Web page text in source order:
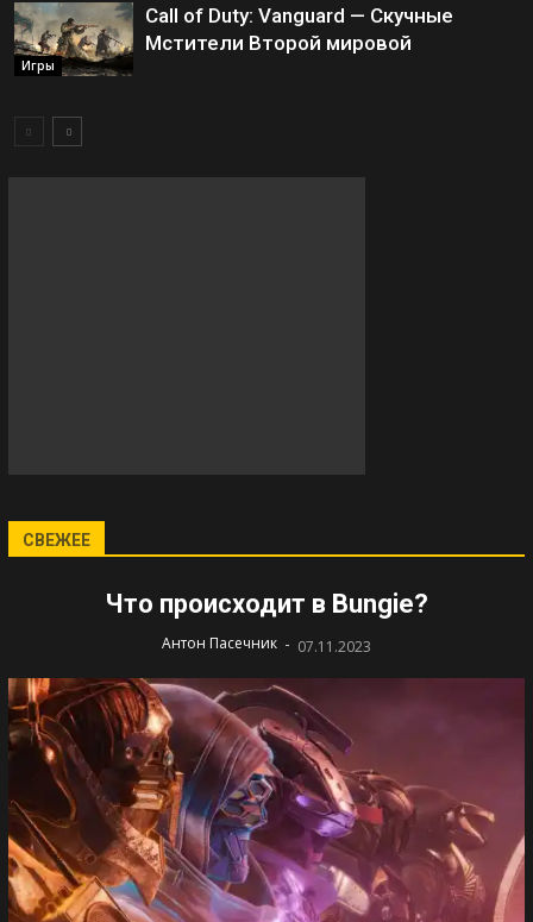
Игры
Call of Duty: Vanguard — Скучные
Мстители Второй мировой
СВЕЖЕЕ
Что происходит в Bungie?
Антон Пасечник - 07.11.2023